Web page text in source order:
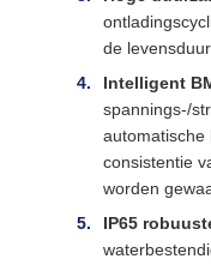
de
Intelligent
spannings-/
automatische
consistentie
worden
IP65